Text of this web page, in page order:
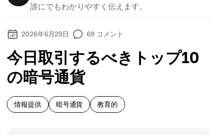
誰にでもわかりやすく伝えます。
2026年6月29日 69 コメント
今日取引するべきトップ10
の暗号通貨
情報提供 暗号通貨 教育的